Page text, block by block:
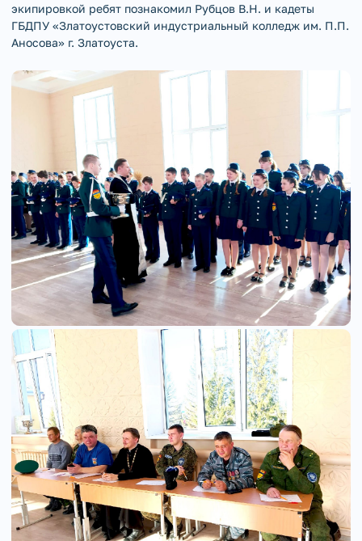
экипировкой ребят познакомил Рубцов В.Н. и кадеты
ГБДПУ «Златоустовский индустриальный колледж им. П.П.
Аносова» г. Златоуста.